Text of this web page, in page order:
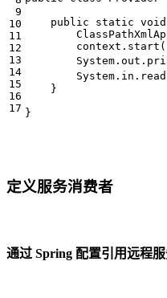
public
static void
context . start
System . out .
System . in . read
}
}
定义服务消费者
通过 Spring 配置引用远程